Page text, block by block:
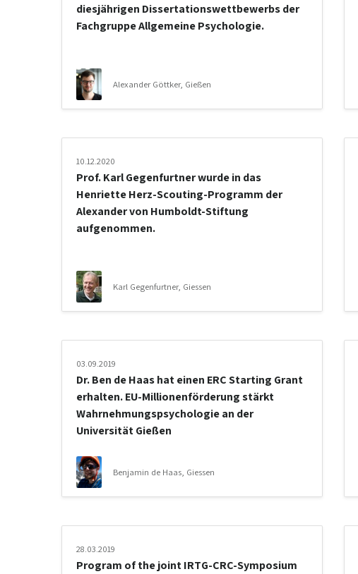
diesjährigen Dissertationswettbewerbs der
Fachgruppe Allgemeine Psychologie.
Alexander Göttker, Gießen
10.12.2020
Prof. Karl Gegenfurtner wurde in das
Henriette Herz-Scouting-Programm der
Alexander von Humboldt-Stiftung
aufgenommen.
Karl Gegenfurtner, Giessen
03.09.2019
Dr. Ben de Haas hat einen ERC Starting Grant
erhalten. EU-Millionenförderung stärkt
Wahrnehmungspsychologie an der
Universität Gießen
Benjamin de Haas, Giessen
28.03.2019
Program of the joint IRTG-CRC-Symposium